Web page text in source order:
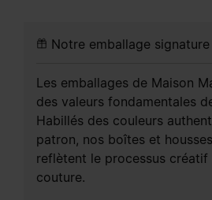
Notre emballage signature
Les emballages de Maison
des valeurs fondamentales
Habillés des couleurs
patron, nos boîtes et
reflètent le processus créatif
couture.